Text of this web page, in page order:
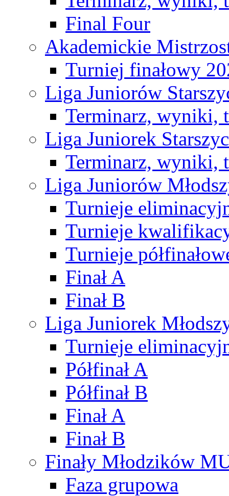
Final Four
Akademickie
Turniej finałowy
Liga Juniorów
Terminarz, wyniki,
Liga Juniorek
Terminarz, wyniki,
Liga Juniorów
Turnieje
Turnieje
Turnieje
Finał A
Finał B
Liga Juniorek
Turnieje
Półfinał A
Półfinał B
Finał A
Finał B
Finały Młodzików
Faza grupowa